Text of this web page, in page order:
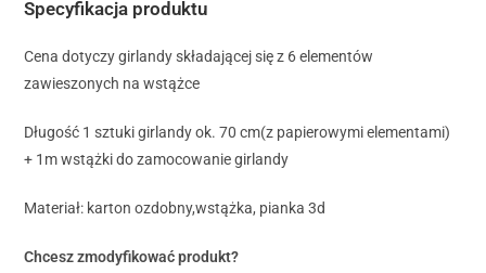
Specyfikacja produktu
Cena dotyczy girlandy składającej się z 6 elementów
zawieszonych na wstążce
Długość 1 sztuki girlandy ok. 70 cm(z papierowymi elementami)
+ 1m wstążki do zamocowanie girlandy
Materiał: karton ozdobny,wstążka, pianka 3d
Chcesz zmodyfikować produkt?